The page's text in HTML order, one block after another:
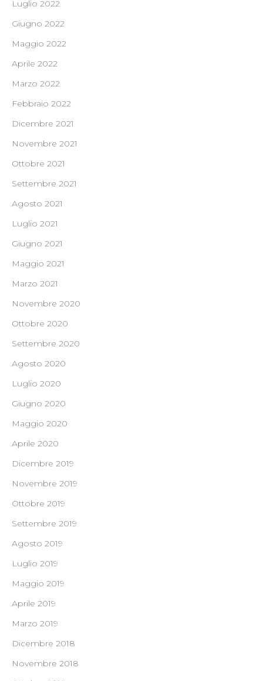
Luglio 2022
Giugno 2022
Maggio 2022
Aprile 2022
Marzo 2022
Febbraio 2022
Dicembre 2021
Novembre 2021
Ottobre 2021
Settembre 2021
Agosto 2021
Luglio 2021
Giugno 2021
Maggio 2021
Marzo 2021
Novembre 2020
Ottobre 2020
Settembre 2020
Agosto 2020
Luglio 2020
Giugno 2020
Maggio 2020
Aprile 2020
Dicembre 2019
Novembre 2019
Ottobre 2019
Settembre 2019
Agosto 2019
Luglio 2019
Maggio 2019
Aprile 2019
Marzo 2019
Dicembre 2018
Novembre 2018